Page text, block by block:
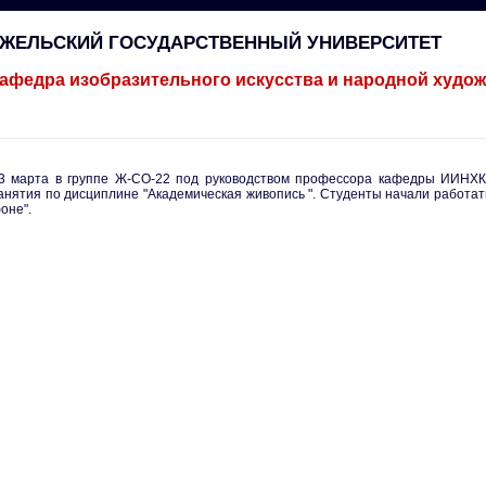
ГОСУДАРСТВЕННЫЙ УНИВЕРСИТЕТ
изобразительного искусства и народной
марта в группе Ж-СО-22 под руководством профессора кафедры
по дисциплине "Академическая живопись ". Студенты начали